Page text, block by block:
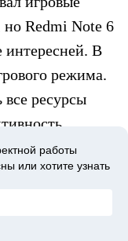
Redmi Note 6
интересней. В
режима.
все ресурсы
WOT
работы
или хотите узнать